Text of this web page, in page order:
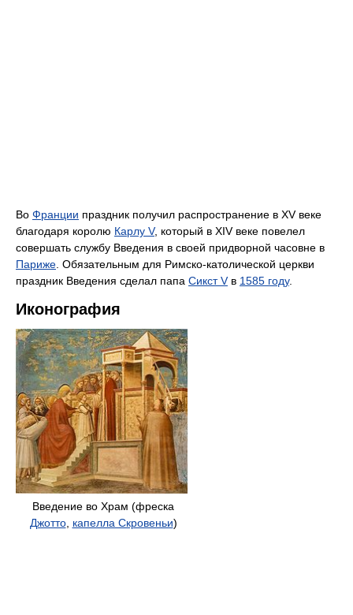
Во Франции праздник получил распространение в XV веке
благодаря королю Карлу V, который в XIV веке повелел
совершать службу Введения в своей придворной часовне в
Париже . Обязательным для Римско-католической церкви
праздник Введения сделал папа Сикст Vв 1585 году.
Иконография
Введение во Храм (фреска
Джотто, капелла Скровеньи)